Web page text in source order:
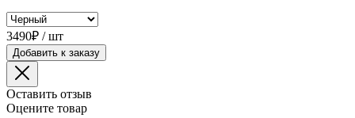
3490₽ / шт
Добавить к заказу
Оставить отзыв
Оцените товар